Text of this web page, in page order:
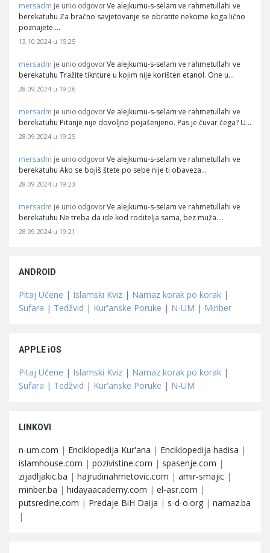
mersadm je unio odgovor Ve alejkumu-s-selam ve rahmetullahi ve
berekatuhu Za bračno savjetovanje se obratite nekome koga lično
poznajete.…
13.10.2024 u 15:25
mersadm je unio odgovor Ve alejkumu-s-selam ve rahmetullahi ve
berekatuhu Tražite tiknture u kojim nije korišten etanol. One u…
28.09.2024 u 19:26
mersadm je unio odgovor Ve alejkumu-s-selam ve rahmetullahi ve
berekatuhu Pitanje nije dovoljno pojašenjeno. Pas je čuvar čega? U…
28.09.2024 u 19:25
mersadm je unio odgovor Ve alejkumu-s-selam ve rahmetullahi ve
berekatuhu Ako se bojiš štete po sebe nije ti obaveza…
28.09.2024 u 19:23
mersadm je unio odgovor Ve alejkumu-s-selam ve rahmetullahi ve
berekatuhu Ne treba da ide kod roditelja sama, bez muža.…
28.09.2024 u 19:21
ANDROID
Pitaj Učene | Islamski Kviz | Namaz korak po korak |
Sufara | Tedžvid | Kur'anske Poruke | N-UM | Minber
APPLE iOS
Pitaj Učene | Islamski Kviz | Namaz korak po korak |
Sufara | Tedžvid | Kur'anske Poruke | N-UM
LINKOVI
n-um.com | Enciklopedija Kur'ana | Enciklopedija hadisa |
islamhouse.com | pozivistine.com | spasenje.com |
zijadljakic.ba | hajrudinahmetovic.com | amir-smajic |
minber.ba | hidayaacademy.com | el-asr.com |
putsredine.com | Predaje BiH Daija | s-d-o.org | namaz.ba
|